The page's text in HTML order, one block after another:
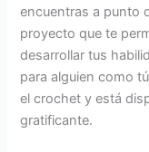
encuentras a punto
proyecto que te
desarrollar tus
para alguien como
el crochet y está
gratificante.